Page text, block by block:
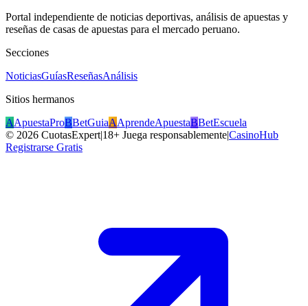
Portal independiente de noticias deportivas, análisis de apuestas y
reseñas de casas de apuestas para el mercado peruano.
Secciones
NoticiasGuíasReseñasAnálisis
Sitios hermanos
AApuestaProBBetGuiaAAprendeApuestaBBetEscuela
© 2026 CuotasExpert|18+ Juega responsablemente|CasinoHub
Registrarse Gratis